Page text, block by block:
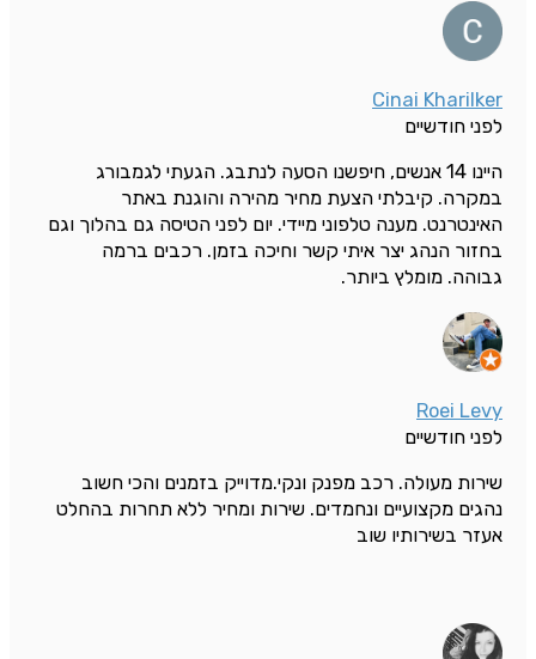
Cinai Kharilker
לפני חודשיים
היינו 14 אנשים, חיפשנו הסעה לנתבג. הגעתי לגמבורג
במקרה. קיבלתי הצעת מחיר מהירה והוגנת באתר
האינטרנט. מענה טלפוני מיידי. יום לפני הטיסה גם בהלוך וגם
בחזור הנהג יצר איתי קשר וחיכה בזמן. רכבים ברמה
גבוהה. מומלץ ביותר.
Roei Levy
לפני חודשיים
שירות מעולה. רכב מפנק ונקי.מדוייק בזמנים והכי חשוב
נהגים מקצועיים ונחמדים. שירות ומחיר ללא תחרות בהחלט
אעזר בשירותיו שוב